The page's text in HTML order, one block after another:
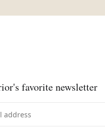
favorite newsletter